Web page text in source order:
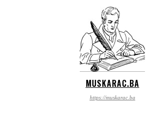
MUSKARAC.BA
https://muskarac.ba